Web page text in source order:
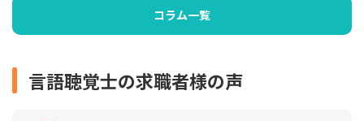
コラム一覧
言語聴覚士の求職者様の声